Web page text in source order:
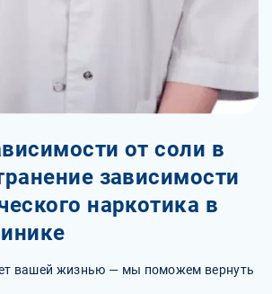
от соли в
зависимости
наркотика в
вашей жизнью — мы поможем вернуть